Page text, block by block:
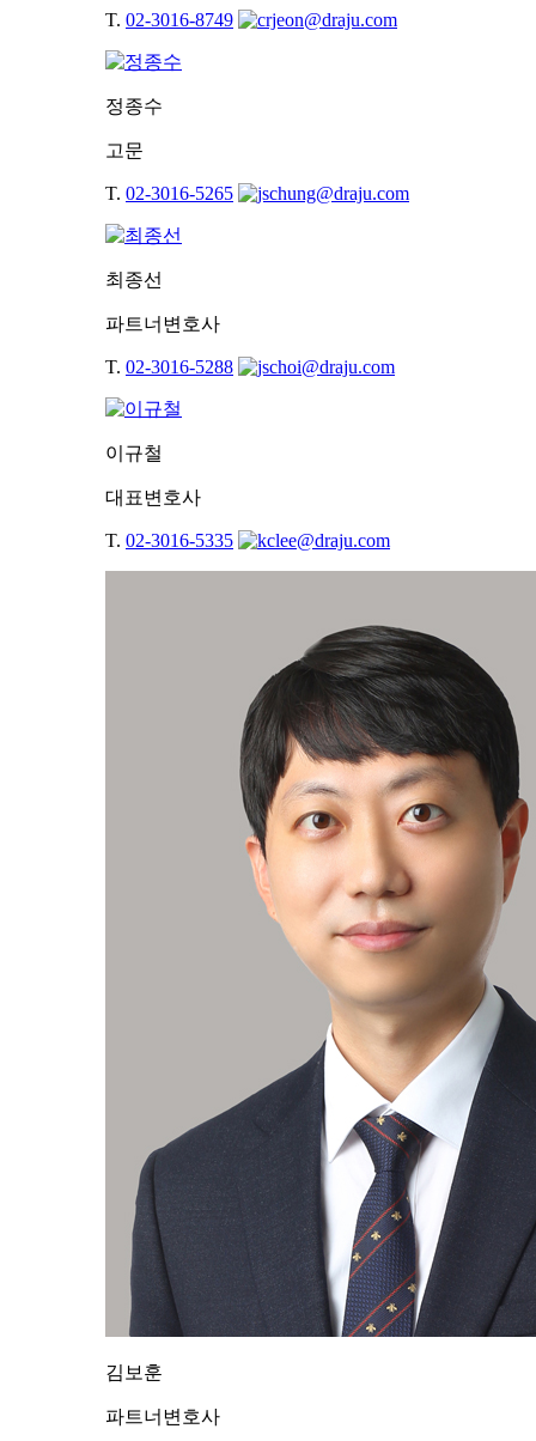
T. 02-3016-8749
정종수
고문
T. 02-3016-5265
최종선
파트너변호사
T. 02-3016-5288
이규철
대표변호사
T. 02-3016-5335
김보훈
파트너변호사